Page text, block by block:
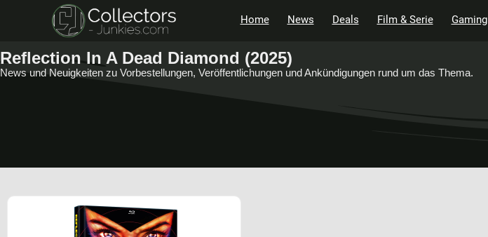
Home News Deals Film & Serie Gaming
Reflection In A Dead Diamond (2025)
News und Neuigkeiten zu Vorbestellungen, Veröffentlichungen und Ankündigungen rund um das Thema.